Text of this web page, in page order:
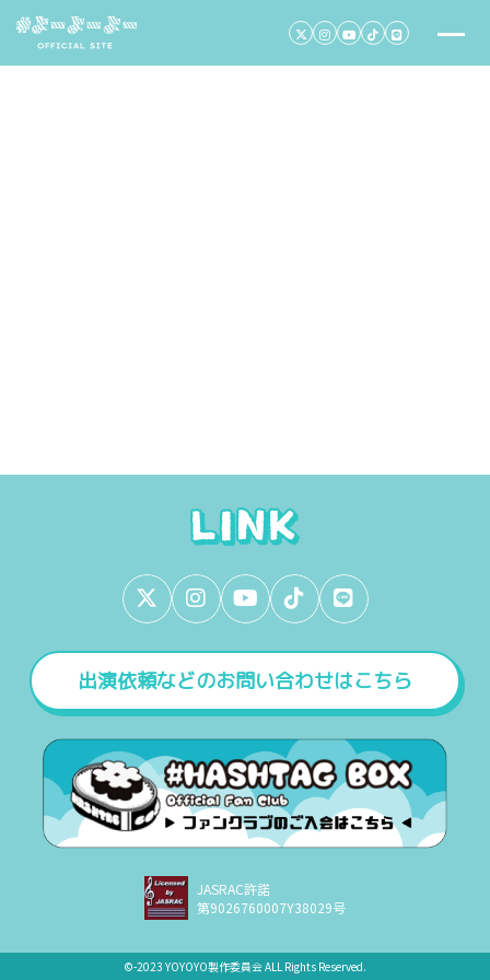
出演依頼などのお問い合わせはこちら
JASRAC許諾
第9026760007Y38029号
©︎-2023 YOYOYO製作委員会 ALL Rights Reserved.